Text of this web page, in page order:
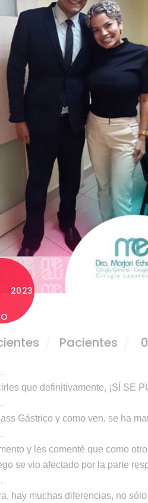
2023
Pacientes 0
.
que definitivamente, ¡SÍ SE
.
Gástrico y como ven, se ha
.
y les comenté que como
se vio afectado por la parte
.
hay muchas diferencias, no